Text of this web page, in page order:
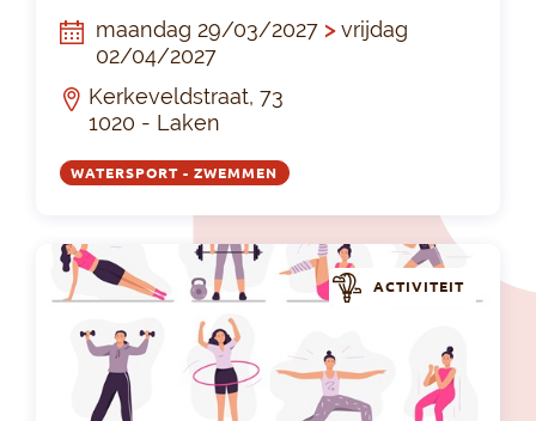
maandag 29/03/2027 >vrijdag
02/04/2027
Kerkeveldstraat, 73
1020 - Laken
WATERSPORT - ZWEMMEN
ACTIVITEIT